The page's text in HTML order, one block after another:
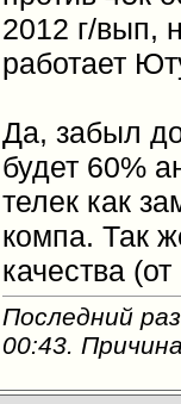
2012 г/вып,
работает
Да, забыл
будет 60%
телек как
компа. Так
качества
Последний
00:43.